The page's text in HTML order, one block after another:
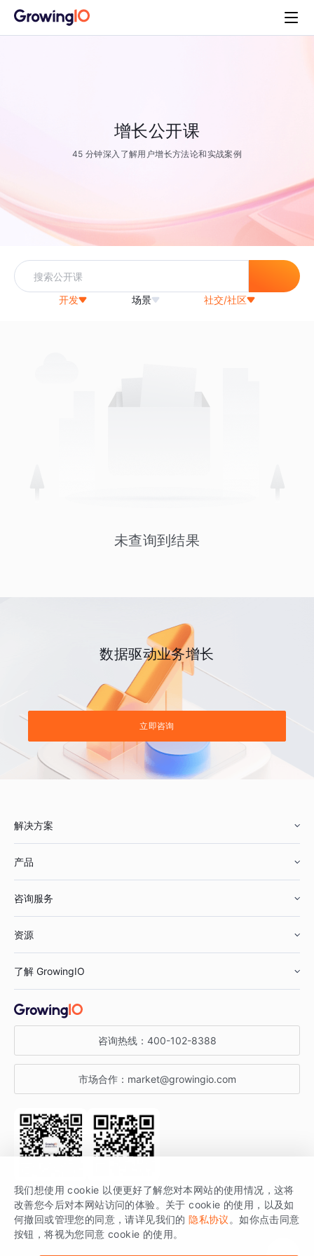
增长公开课
45 分钟深入了解用户增长方法论和实战案例
开发 场景 社交/社区
未查询到结果
数据驱动业务增长
立即咨询
解决方案
鞋服行业
汽车行业
金融行业
产品
智能运营
获客分析
咨询服务
资源
增长公开课
增长博客
开发者文档
SDK 文档
场景指南
了解 GrowingIO
关于 GrowingIO
增长大会
行业活动
咨询热线： 400-102-8388
市场合作： market@growingio.com
关注公众号 获取更多干货
GrowingIO 是专注于数据智能分析与增长的品牌，核心平台为 GrowingIO
分析云。
我们想使用 cookie 以便更好了解您对本网站的使用情况，这将
改善您今后对本网站访问的体验。关于 cookie 的使用，以及如
何撤回或管理您的同意，请详见我们的 隐私协议 。如你点击同意
按钮，将视为您同意 cookie 的使用。